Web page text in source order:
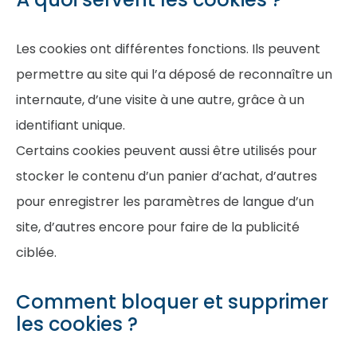
Les cookies ont différentes fonctions. Ils peuvent
permettre au site qui l’a déposé de reconnaître un
internaute, d’une visite à une autre, grâce à un
identifiant unique.
Certains cookies peuvent aussi être utilisés pour
stocker le contenu d’un panier d’achat, d’autres
pour enregistrer les paramètres de langue d’un
site, d’autres encore pour faire de la publicité
ciblée.
Comment bloquer et supprimer
les cookies ?